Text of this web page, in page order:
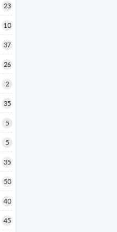
23
10
37
26
2
35
5
5
35
50
40
45